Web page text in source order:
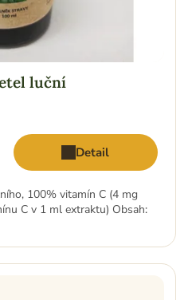
luční
Detail
100% vitamín C (4 mg
C v 1 ml extraktu) Obsah: